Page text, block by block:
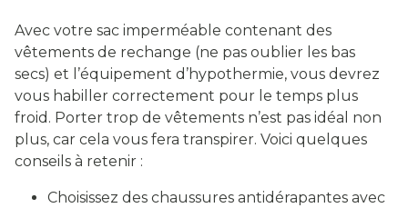
Avec votre sac imperméable contenant des
vêtements de rechange (ne pas oublier les bas
secs) et l’équipement d’hypothermie, vous devrez
vous habiller correctement pour le temps plus
froid. Porter trop de vêtements n’est pas idéal non
plus, car cela vous fera transpirer. Voici quelques
conseils à retenir :
Choisissez des chaussures antidérapantes avec